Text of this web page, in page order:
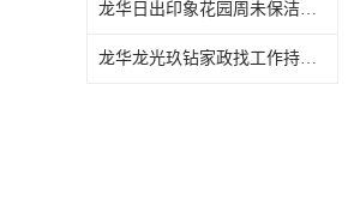
龙华日出印象花园周未保洁持证上岗
龙华龙光玖钻家政找工作持证上岗